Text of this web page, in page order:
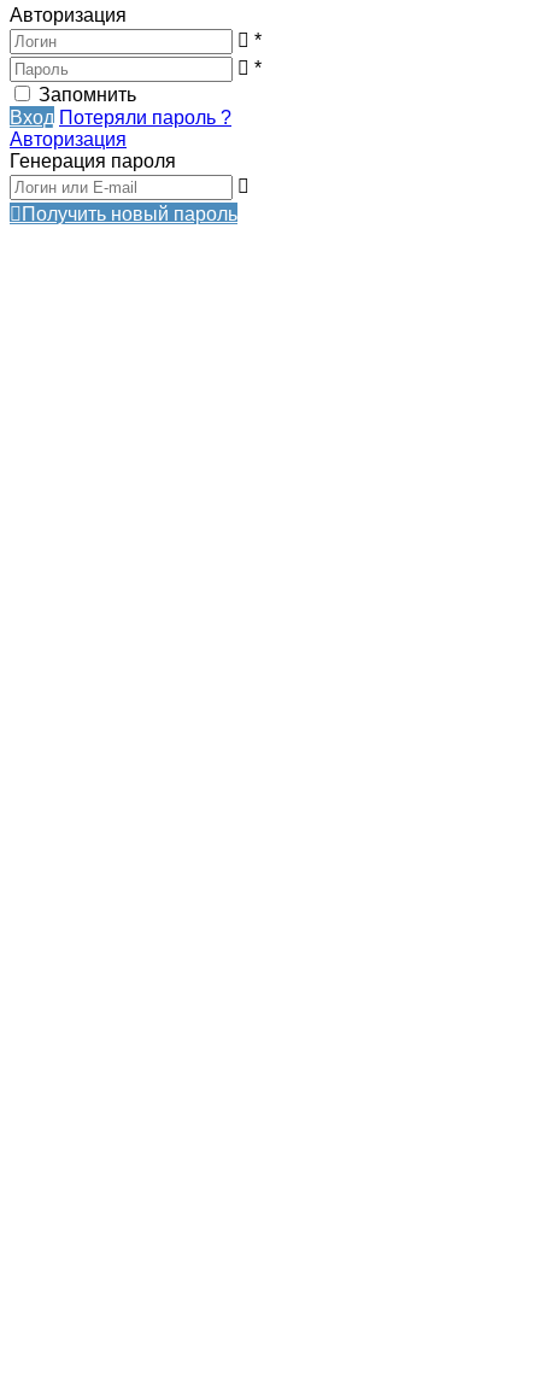
Авторизация
*
*
Запомнить
Вход Потеряли пароль ?
Авторизация
Генерация пароля
Получить новый пароль